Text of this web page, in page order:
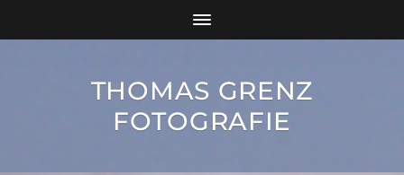
THOMAS GRENZ
FOTOGRAFIE